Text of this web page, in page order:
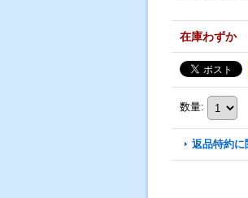
在庫わずか
数量:
返品特約に